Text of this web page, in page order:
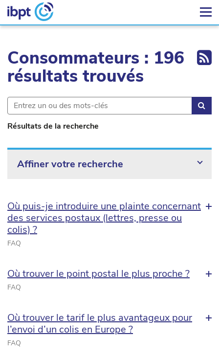
Consommateurs : 196
résultats trouvés
Résultats de la recherche
Affiner votre recherche
Où puis-je introduire une plainte concernant
des services postaux (lettres, presse ou
colis) ?
FAQ
Où trouver le point postal le plus proche ?
FAQ
Où trouver le tarif le plus avantageux pour
l’envoi d’un colis en Europe ?
FAQ